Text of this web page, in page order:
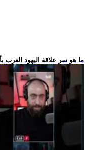
.. ما هو سر علاقة اليهود العرب